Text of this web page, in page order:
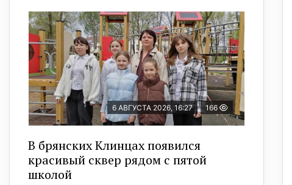
6 АВГУСТА 2026, 16:27 166
В брянских Клинцах появился
красивый сквер рядом с пятой
школой